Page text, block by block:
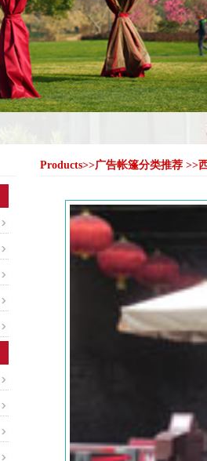
Products>>广告帐篷分类推荐 >>